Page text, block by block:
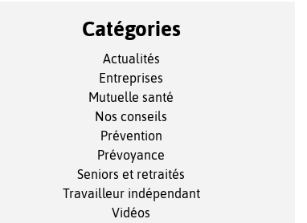
Catégories
Actualités
Entreprises
Mutuelle santé
Nos conseils
Prévention
Prévoyance
Seniors et retraités
Travailleur indépendant
Vidéos